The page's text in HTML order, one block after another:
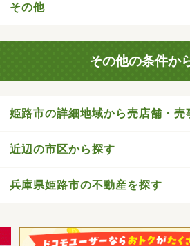
その他
その他の条件か
姫路市の詳細地域から売店舗・売
近辺の市区から探す
兵庫県姫路市の不動産を探す